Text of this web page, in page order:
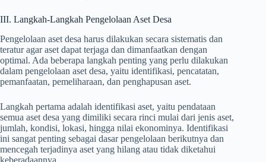
III. Langkah-Langkah Pengelolaan Aset Desa
Pengelolaan aset desa harus dilakukan secara sistematis dan
teratur agar aset dapat terjaga dan dimanfaatkan dengan
optimal. Ada beberapa langkah penting yang perlu dilakukan
dalam pengelolaan aset desa, yaitu identifikasi, pencatatan,
pemanfaatan, pemeliharaan, dan penghapusan aset.
Langkah pertama adalah identifikasi aset, yaitu pendataan
semua aset desa yang dimiliki secara rinci mulai dari jenis aset,
jumlah, kondisi, lokasi, hingga nilai ekonominya. Identifikasi
ini sangat penting sebagai dasar pengelolaan berikutnya dan
mencegah terjadinya aset yang hilang atau tidak diketahui
keberadaannya.